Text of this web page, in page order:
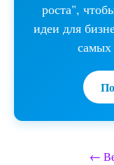
роста",
идеи для
самых
←